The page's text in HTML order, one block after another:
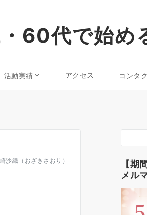
60代で始め
活動実績 アクセス コンタ
沙織（おざきさおり）
【期
メル